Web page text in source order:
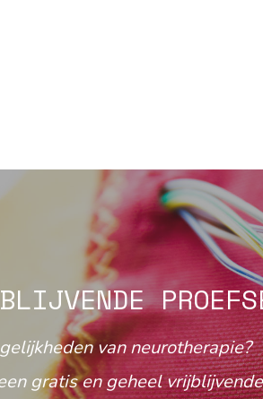
van neurotherapie?
gratis en geheel